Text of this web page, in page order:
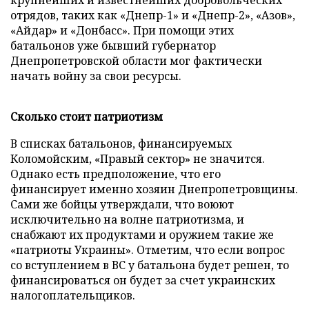
отрядов, таких как «Днепр-1» и «Днепр-2», «Азов»,
«Айдар» и «Донбасс». При помощи этих
батальонов уже бывший губернатор
Днепропетровской области мог фактически
начать войну за свои ресурсы.
Сколько стоит патриотизм
В списках батальонов, финансируемых
Коломойским, «Правый сектор» не значится.
Однако есть предположение, что его
финансирует именно хозяин Днепропетровщины.
Сами же бойцы утверждали, что воюют
исключительно на волне патриотизма, и
снабжают их продуктами и оружием такие же
«патриоты Украины». Отметим, что если вопрос
со вступлением в ВС у батальона будет решен, то
финансироваться он будет за счет украинских
налогоплательщиков.